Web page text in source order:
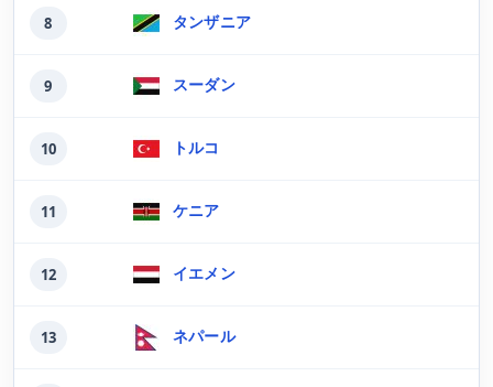
8 タンザニア
9 スーダン
10 トルコ
11 ケニア
12 イエメン
13 ネパール